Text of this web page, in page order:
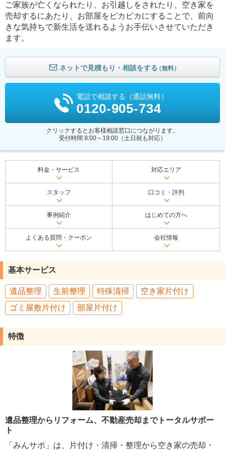
ご家族が亡くなられたり、お引越しをされたり、空き家を
売却するにあたり、お部屋をピカピカにすることで、前向
きな気持ちで新生活を送れるようお手伝いさせていただき
ます。
ネットで見積もり・相談をする（無料）
電話で相談する（通話無料）
0120-905-734
クリックするとお客様相談窓口につながります。
受付時間 8:00～19:00（土日祝も対応）
料金・サービス 対応エリア
スタッフ 口コミ・評判
事例紹介 はじめての方へ
よくある質問・クーポン 会社情報
基本サービス
遺品整理 生前整理 特殊清掃
空き家片付け
ゴミ屋敷片付け
部屋片付け
特徴
遺品整理からリフォーム、不動産売却までトータルサポー
ト
「みんサポ」は、片付け・清掃・整理から空き家の売却・